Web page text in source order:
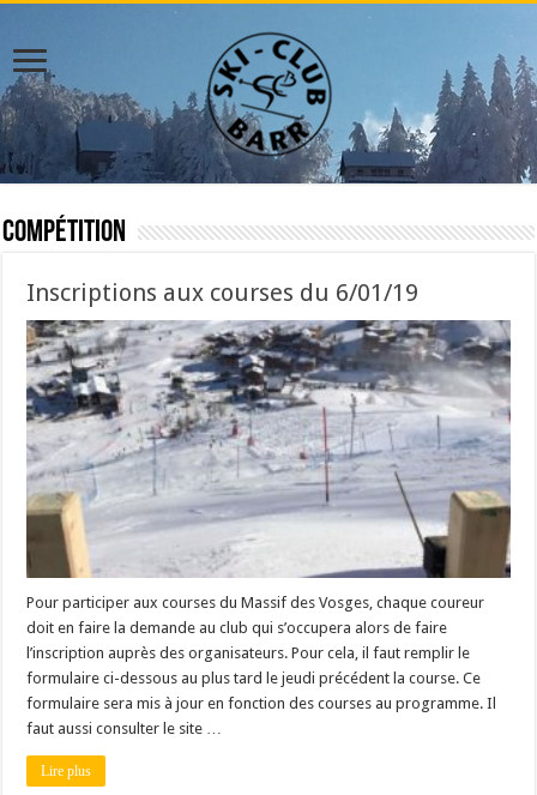
Compétition
Inscriptions aux courses du 6/01/19
Pour participer aux courses du Massif des Vosges, chaque coureur
doit en faire la demande au club qui s’occupera alors de faire
l’inscription auprès des organisateurs. Pour cela, il faut remplir le
formulaire ci-dessous au plus tard le jeudi précédent la course. Ce
formulaire sera mis à jour en fonction des courses au programme. Il
faut aussi consulter le site …
Lire plus